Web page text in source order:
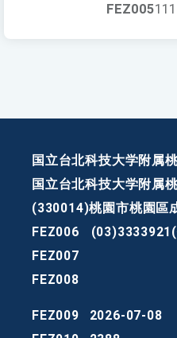
FEZ005111
国立台北科技大学附属
国立台北科技大学附属
(330014)桃園市桃園區
FEZ006
FEZ007
FEZ008
FEZ009
2026-07-08